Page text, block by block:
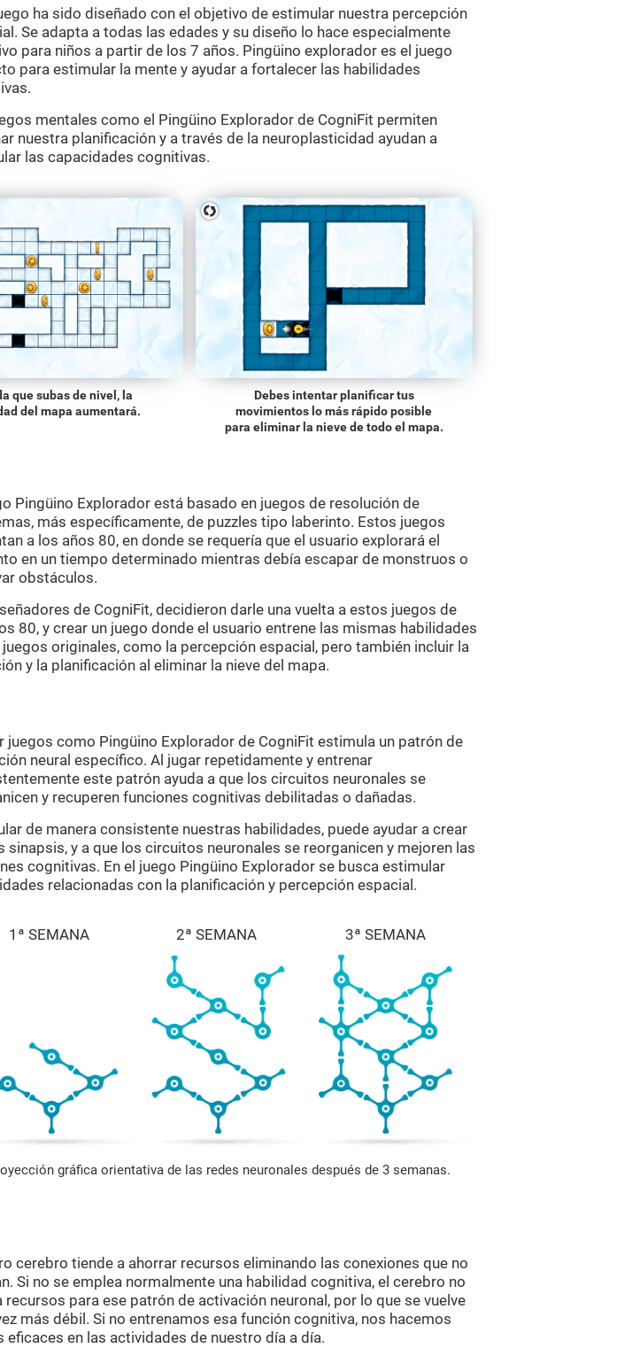
ha sido diseñado con el objetivo de estimular nuestra percepción
Se adapta a todas las edades y su diseño lo hace especialmente
para niños a partir de los 7 años. Pingüino explorador es el juego
para estimular la mente y ayudar a fortalecer las habilidades
mentales como el Pingüino Explorador de CogniFit permiten
nuestra planificación y a través de la neuroplasticidad ayudan a
las capacidades cognitivas.
que subas de nivel, la
del mapa aumentará.
Debes intentar planificar tus
movimientos lo más rápido posible
para eliminar la nieve de todo el mapa.
Pingüino Explorador está basado en juegos de resolución de
más específicamente, de puzzles tipo laberinto. Estos juegos
a los años 80, en donde se requería que el usuario explorará el
en un tiempo determinado mientras debía escapar de monstruos o
obstáculos.
de CogniFit, decidieron darle una vuelta a estos juegos de
80, y crear un juego donde el usuario entrene las mismas habilidades
originales, como la percepción espacial, pero también incluir la
y la planificación al eliminar la nieve del mapa.
juegos como Pingüino Explorador de CogniFit estimula un patrón de
neural específico. Al jugar repetidamente y entrenar
este patrón ayuda a que los circuitos neuronales se
y recuperen funciones cognitivas debilitadas o dañadas.
de manera consistente nuestras habilidades, puede ayudar a crear
sinapsis, y a que los circuitos neuronales se reorganicen y mejoren las
cognitivas. En el juego Pingüino Explorador se busca estimular
relacionadas con la planificación y percepción espacial.
1ª SEMANA 2ª SEMANA 3ª SEMANA
gráfica orientativa de las redes neuronales después de 3 semanas.
cerebro tiende a ahorrar recursos eliminando las conexiones que no
Si no se emplea normalmente una habilidad cognitiva, el cerebro no
recursos para ese patrón de activación neuronal, por lo que se vuelve
más débil. Si no entrenamos esa función cognitiva, nos hacemos
eficaces en las actividades de nuestro día a día.